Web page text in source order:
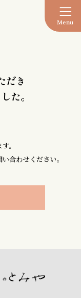
だき
た。
。
合わせください。